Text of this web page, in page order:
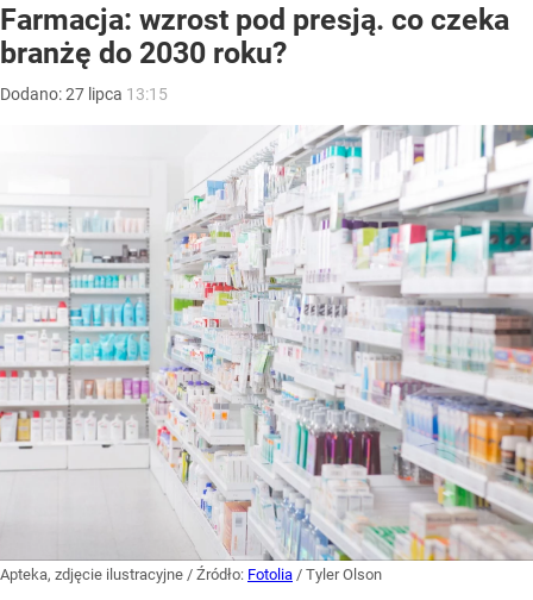
Farmacja: wzrost pod presją. co czeka
branżę do 2030 roku?
Dodano:27 lipca 13:15
Apteka, zdjęcie ilustracyjne / Źródło: Fotolia / Tyler Olson